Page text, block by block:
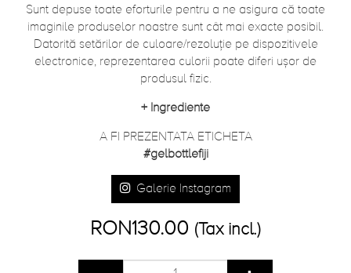
Sunt depuse toate eforturile pentru a ne asigura că toate
imaginile produselor noastre sunt cât mai exacte posibil.
Datorită setărilor de culoare/rezoluție pe dispozitivele
electronice, reprezentarea culorii poate diferi ușor de
produsul fizic.
+ Ingrediente
A FI PREZENTATA ETICHETA
#gelbottlefiji
Galerie Instagram
RON130.00 (Tax incl.)